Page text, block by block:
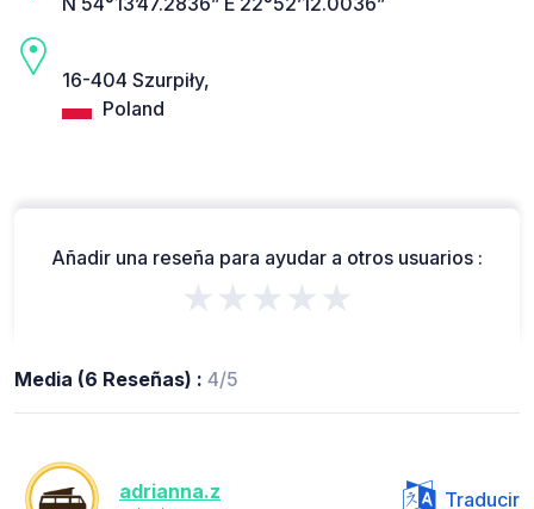
16-404 Szurpiły,
Poland
Añadir una reseña para ayudar a otros usuarios :
★★★★★
Media (6 Reseñas) : 4/5
adrianna.z Traducir